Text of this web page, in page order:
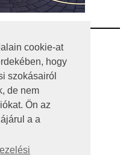
cookie-at
hogy
szokásairól
de nem
Ön az
a a